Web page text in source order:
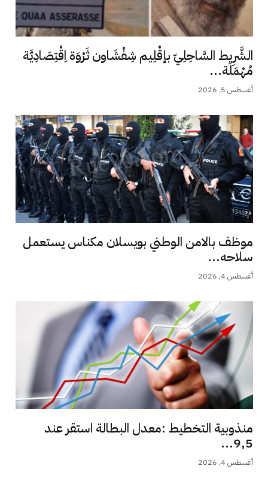
الشَّرِيط السَّاحِلِيّ بإقْلِيم شِفْشَاون ثَرْوَة اِقْتِصَادِيَّة
مُهْمَلَة...
أغسطس 5, 2026
موظف بالامن الوطني بويسلان مكناس يستعمل
سلاحه...
أغسطس 4, 2026
منذوبية التخطيط :معدل البطالة استقر عند
9,5...
أغسطس 4, 2026